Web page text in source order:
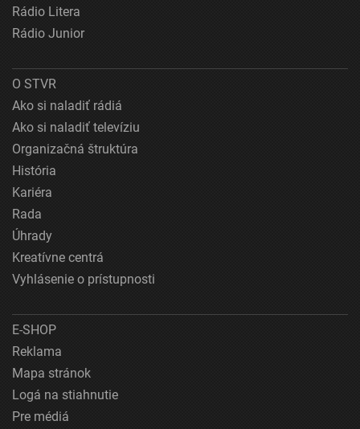
Rádio Litera
Rádio Junior
O STVR
Ako si naladiť rádiá
Ako si naladiť televíziu
Organizačná štruktúra
História
Kariéra
Rada
Úhrady
Kreatívne centrá
Vyhlásenie o prístupnosti
E-SHOP
Reklama
Mapa stránok
Logá na stiahnutie
Pre médiá